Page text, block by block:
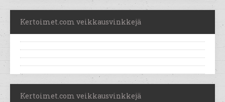
Kertoimet.com veikkausvinkkejä
Kertoimet.com veikkausvinkkejä